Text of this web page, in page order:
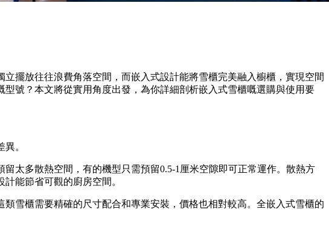
擺放往往浪費角落空間，而嵌入式設計能將雪櫃完美融入櫥櫃，實現空間
號？本文將從實用角度出發，為你詳細剖析嵌入式雪櫃嘅選購與使用要
。
太多散熱空間，有的機型只需預留0.5-1厘米空隙即可正常運作。散熱方
能節省可觀的廚房空間。
雪櫃需要精確的尺寸配合和專業安裝，價格也相對較高。全嵌入式雪櫃的